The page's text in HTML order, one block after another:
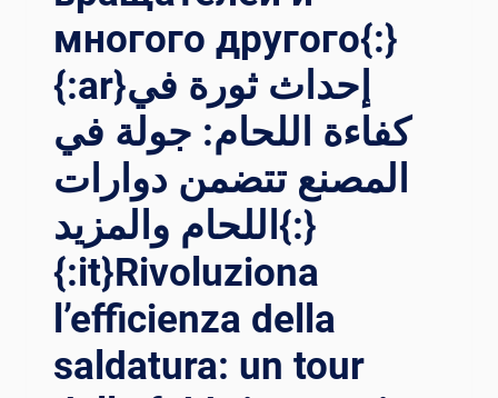
многого другого{:}
{:ar}إحداث ثورة في
كفاءة اللحام: جولة في
المصنع تتضمن دوارات
اللحام والمزيد{:}
{:it}Rivoluziona
l’efficienza della
saldatura: un tour